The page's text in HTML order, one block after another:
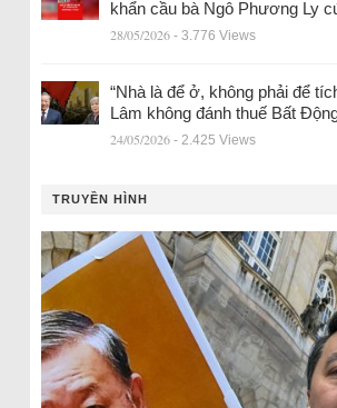
khẩn cầu bà Ngô Phương Ly
28/05/2026 - 3.776 Views
“Nhà là để ở, không phải để
Lâm không đánh thuế Bất
24/05/2026 - 2.425 Views
TRUYỀN HÌNH